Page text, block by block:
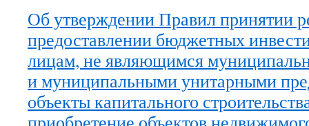
Об утверждении Правил принятии
предоставлении бюджетных
лицам, не являющимся
и муниципальными унитарными
объекты капитального